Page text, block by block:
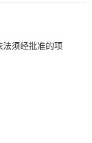
法须经批准的项